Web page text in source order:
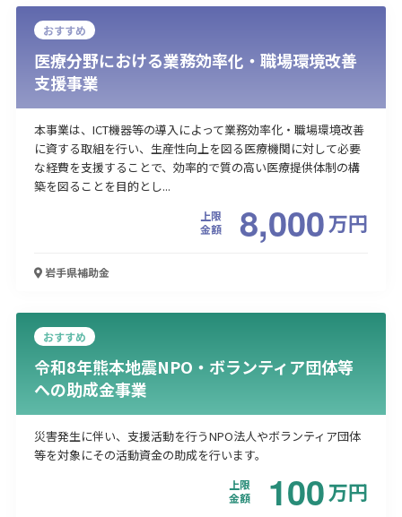
おすすめ
医療分野における業務効率化・職場環境改善
支援事業
本事業は、ICT機器等の導入によって業務効率化・職場環境改善
に資する取組を行い、生産性向上を図る医療機関に対して必要
な経費を支援することで、効率的で質の高い医療提供体制の構
築を図ることを目的とし...
上限
金額
8,000万円
岩手県補助金
おすすめ
令和8年熊本地震NPO・ボランティア団体等
への助成金事業
災害発生に伴い、支援活動を行うNPO法人やボランティア団体
等を対象にその活動資金の助成を行います。
上限
金額
100万円